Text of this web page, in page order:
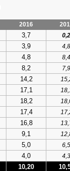
2016
3,7
0,2
3,9
4,8
4,8
8,4
8,2
7,9
14,2
17,1
18,2
17,4
16,8
9,1
5,0
6,5
4,0 4,3
10,20